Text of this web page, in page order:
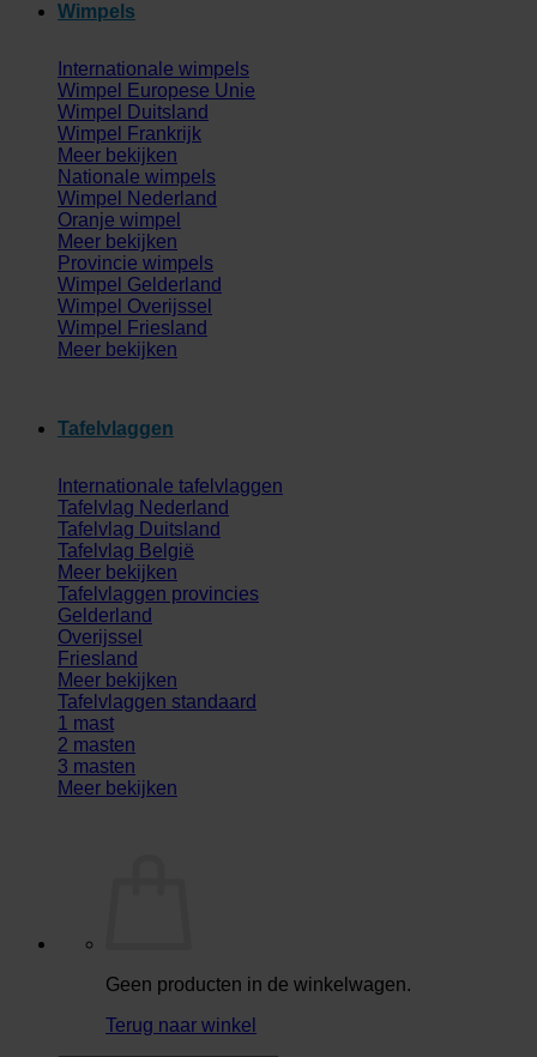
Wimpels
Internationale wimpels
Wimpel Europese Unie
Wimpel Duitsland
Wimpel Frankrijk
Meer bekijken
Nationale wimpels
Wimpel Nederland
Oranje wimpel
Meer bekijken
Provincie wimpels
Wimpel Gelderland
Wimpel Overijssel
Wimpel Friesland
Meer bekijken
Tafelvlaggen
Internationale tafelvlaggen
Tafelvlag Nederland
Tafelvlag Duitsland
Tafelvlag België
Meer bekijken
Tafelvlaggen provincies
Gelderland
Overijssel
Friesland
Meer bekijken
Tafelvlaggen standaard
1 mast
2 masten
3 masten
Meer bekijken
Geen producten in de winkelwagen.
Terug naar winkel